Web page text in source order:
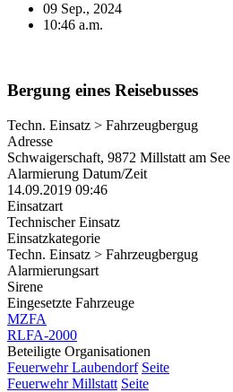
09 Sep., 2024
10:46 a.m.
Bergung eines Reisebusses
Techn. Einsatz > Fahrzeugbergug
Adresse
Schwaigerschaft, 9872 Millstatt am See
Alarmierung Datum/Zeit
14.09.2019 09:46
Einsatzart
Technischer Einsatz
Einsatzkategorie
Techn. Einsatz > Fahrzeugbergug
Alarmierungsart
Sirene
Eingesetzte Fahrzeuge
MZFA
RLFA-2000
Beteiligte Organisationen
Feuerwehr Laubendorf Seite
Feuerwehr Millstatt Seite